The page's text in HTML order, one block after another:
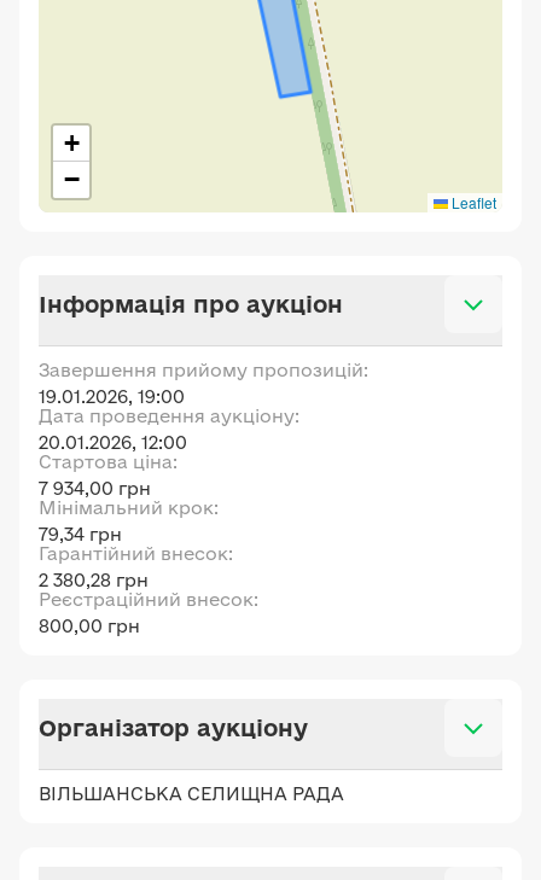
+
−
Leaflet
Інформація про аукціон
Завершення прийому пропозицій:
19.01.2026, 19:00
Дата проведення аукціону:
20.01.2026, 12:00
Стартова ціна:
7 934,00 грн
Мінімальний крок:
79,34 грн
Гарантійний внесок:
2 380,28 грн
Реєстраційний внесок:
800,00 грн
Організатор аукціону
ВІЛЬШАНСЬКА СЕЛИЩНА РАДА